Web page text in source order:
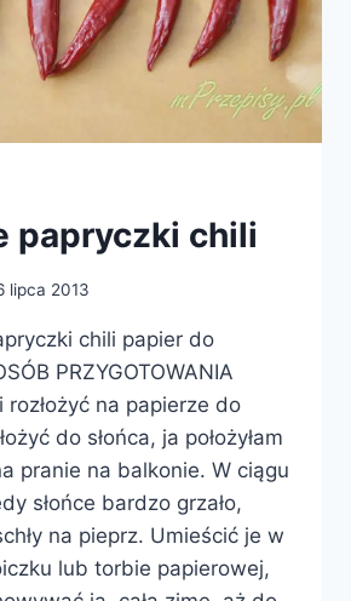
papryczki chili
lipca 2013
chili papier do
PRZYGOTOWANIA
rozłożyć na papierze do
do słońca, ja położyłam
pranie na balkonie. W ciągu
słońce bardzo grzało,
na pieprz. Umieścić je w
lub torbie papierowej,